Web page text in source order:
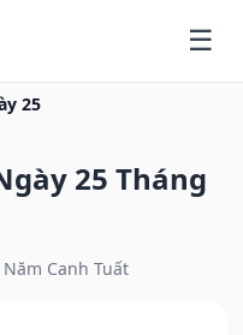
25
25 Tháng
Canh Tuất